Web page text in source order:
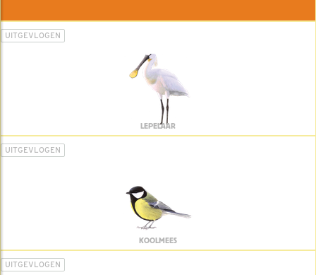
UITGEVLOGEN
LEPELAAR
UITGEVLOGEN
KOOLMEES
UITGEVLOGEN